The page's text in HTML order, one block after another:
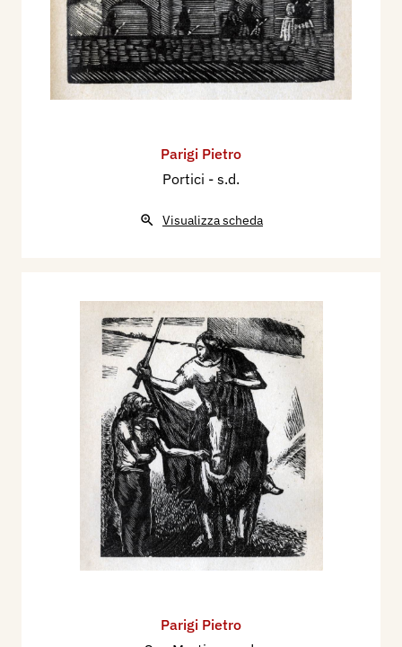
Parigi Pietro
Portici - s.d.
Visualizza scheda
Parigi Pietro